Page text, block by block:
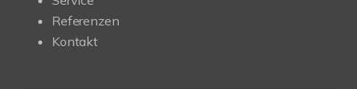
Referenzen
Kontakt